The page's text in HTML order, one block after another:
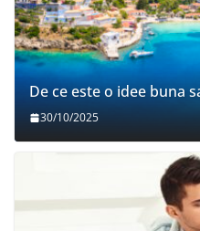
De ce este o idee buna
30/10/2025